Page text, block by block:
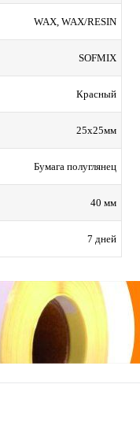
WAX, WAX/RESIN
SOFMIX
Красный
25х25мм
Бумага полуглянец
40 мм
7 дней